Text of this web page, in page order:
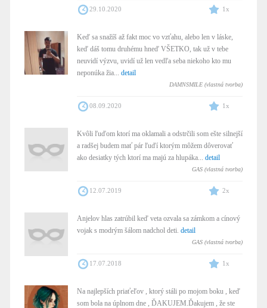
29.10.2020 1x
Keď sa snažíš až fakt moc vo vzťahu, alebo len v láske,
keď dáš tomu druhému hneď VŠETKO, tak už v tebe
neuvidí výzvu, uvidí už len vedľa seba niekoho kto mu
neponúka žia... detail
DAMNSMILE (vlastná tvorba)
08.09.2020 1x
Kvôli ľuďom ktorí ma oklamali a odstrčili som ešte silnejší
a radšej budem mať pár ľuďí ktorým môžem dôverovať
ako desiatky tých ktorí ma majú za hlupáka... detail
GAS (vlastná tvorba)
12.07.2019 2x
Anjelov hlas zatrúbil keď veta ozvala sa zámkom a cínový
vojak s modrým šálom nadchol deti. detail
GAS (vlastná tvorba)
17.07.2018 1x
Na najlepších priaťeľov , ktorý stáli po mojom boku , keď
som bola na úplnom dne , ĎAKUJEM.Ďakujem , že ste